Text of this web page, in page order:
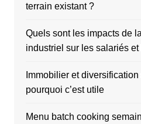
terrain existant ?
Quels sont les impacts de
industriel sur les salariés
Immobilier et
pourquoi c’est utile
Menu batch cooking